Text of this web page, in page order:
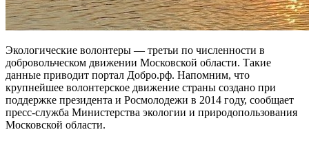
Экологические волонтеры — третьи по численности в
добровольческом движении Московской области. Такие
данные приводит портал Добро.рф. Напомним, что
крупнейшее волонтерское движение страны создано при
поддержке президента и Росмолодежи в 2014 году, сообщает
пресс-служба Министерства экологии и природопользования
Московской области.